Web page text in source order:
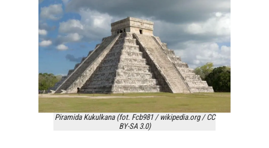
Piramida Kukulkana (fot. Fcb981 / wikipedia.org / CC
BY-SA 3.0)